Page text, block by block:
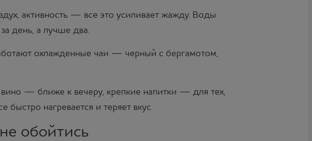
активность — все это усиливает жажду. Воды
день, а лучше два.
охлажденные чаи — черный с бергамотом,
— ближе к вечеру, крепкие напитки — для тех,
быстро нагревается и теряет вкус.
обойтись